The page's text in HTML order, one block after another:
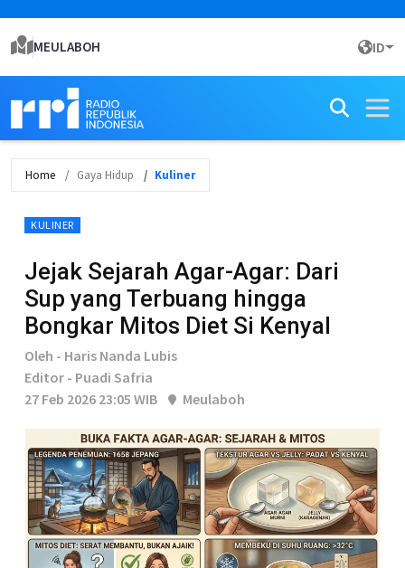
MEULABOH ID
Home Gaya Hidup Kuliner
KULINER
Jejak Sejarah Agar-Agar: Dari
Sup yang Terbuang hingga
Bongkar Mitos Diet Si Kenyal
Oleh - Haris Nanda Lubis
Editor - Puadi Safria
27 Feb 2026 23:05 WIB
Meulaboh